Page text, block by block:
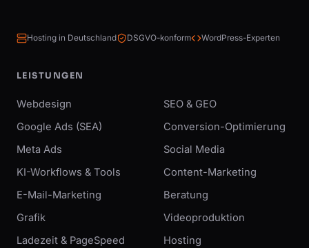
Hosting in Deutschland DSGVO-konform WordPress-Experten
LEISTUNGEN
Webdesign
SEO & GEO
Google Ads (SEA)
Conversion-Optimierung
Meta Ads
Social Media
KI-Workflows & Tools
Content-Marketing
E-Mail-Marketing
Beratung
Grafik
Videoproduktion
Ladezeit & PageSpeed
Hosting